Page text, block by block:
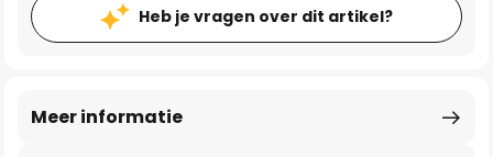
Heb je vragen over dit artikel?
Meer informatie